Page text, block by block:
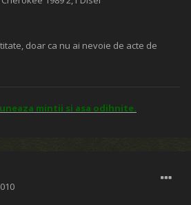
doar ca nu ai nevoie de acte de
mintii si asa odihnite.